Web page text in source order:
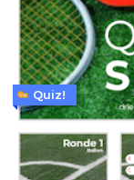
Quiz!